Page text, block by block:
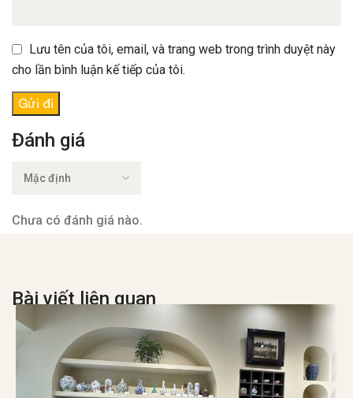
Đánh giá
Chưa có đánh giá nào.
Lưu tên của tôi, email, và trang web trong trình duyệt này
cho lần bình luận kế tiếp của tôi.
Bài viết liên quan